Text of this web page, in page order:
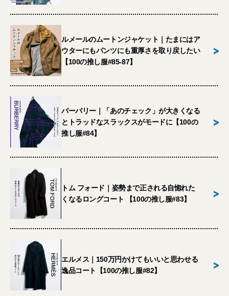
ルメールのムートンジャケット｜たまにはア
ウターにもパンツにも重厚さを取り戻したい
【100の推し服#85-87】
>
バーバリー｜「あのチェック」が大きくなる
とトラッドなスラックスがモードに【100の
推し服#84】
>
トム フォード｜姿勢まで正される自惚れた
くなるロングコート 【100の推し服#83】
>
エルメス｜150万円かけてもいいと思わせる
逸品コート【100の推し服#82】
>